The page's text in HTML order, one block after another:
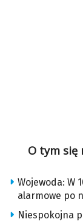
O tym się
Wojewoda: W
alarmowe po
Niespokojna